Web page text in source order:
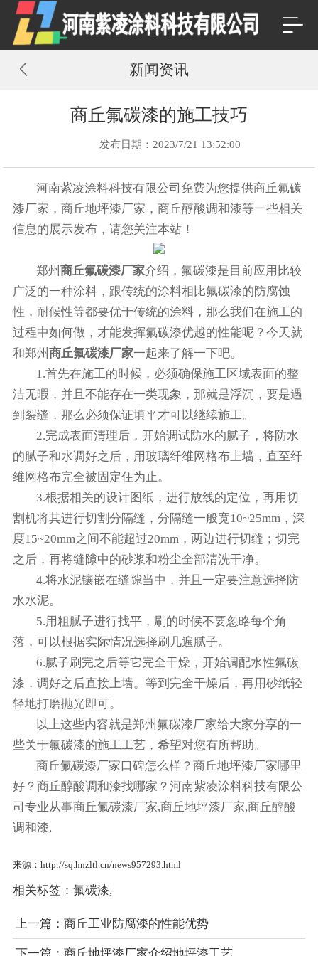
新闻资讯
商丘氟碳漆的施工技巧
发布日期：2023/7/21 13:52:00
河南紫凌涂料科技有限公司免费为您提供商丘氟碳
漆厂家 ，商丘地坪漆厂家，商丘醇酸调和漆等一些相关
信息的展示发布，请您关注本站！
郑州商丘氟碳漆厂家介绍，氟碳漆是目前应用比较
广泛的一种涂料，跟传统的涂料相比氟碳漆的防腐蚀
性，耐候性等都要优于传统的涂料，那么我们在施工的
过程中如何做，才能发挥氟碳漆优越的性能呢？今天就
和郑州 商丘氟碳漆厂家一起来了解一下吧。
1.首先在施工的时候，必须确保施工区域表面的整
洁无暇，并且不能存在一类现象，那就是浮沉，要是遇
到裂缝，那么必须保证填平才可以继续施工。
2.完成表面清理后，开始调试防水的腻子，将防水
的腻子和水调好之后，用玻璃纤维网格布上墙，直至纤
维网格布完全被固定住为止。
3.根据相关的设计图纸，进行放线的定位，再用切
割机将其进行切割分隔缝，分隔缝一般宽10~25mm，深
度15~20mm之间不能超过20mm，两边进行切缝；切完
之后，再将缝隙中的砂浆和粉尘全部清洗干净。
4.将水泥镶嵌在缝隙当中，并且一定要注意选择防
水水泥。
5.用粗腻子进行找平，刷的时候不要忽略每个角
落，可以根据实际情况选择刷几遍腻子。
6.腻子刷完之后等它完全干燥，开始调配水性氟碳
漆，调好之后直接上墙。等到完全干燥后，再用砂纸轻
轻地打磨抛光即可。
以上这些内容就是郑州氟碳漆厂家给大家分享的一
些关于氟碳漆的施工工艺，希望对您有所帮助。
商丘氟碳漆厂家口碑怎么样？商丘地坪漆厂家哪里
好？商丘醇酸调和漆找哪家？河南紫凌涂料科技有限公
司专业从事商丘氟碳漆厂家,商丘地坪漆厂家,商丘醇酸
调和漆,
来源：http://sq.hnzltl.cn/news957293.html
相关标签： 氟碳漆,
上一篇： 商丘工业防腐漆的性能优势